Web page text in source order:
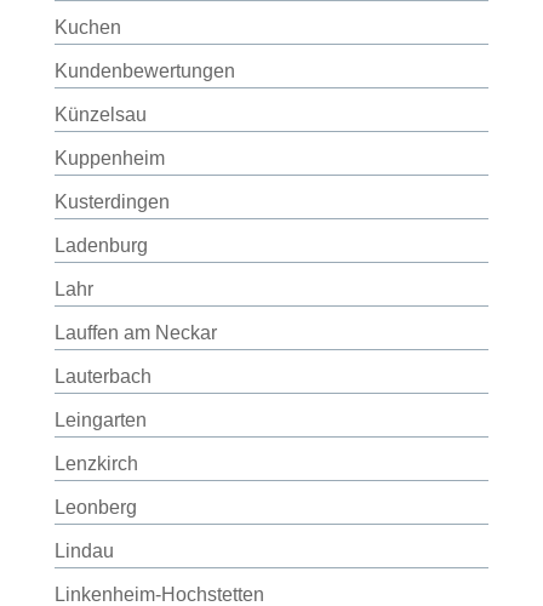
Kuchen
Kundenbewertungen
Künzelsau
Kuppenheim
Kusterdingen
Ladenburg
Lahr
Lauffen am Neckar
Lauterbach
Leingarten
Lenzkirch
Leonberg
Lindau
Linkenheim-Hochstetten